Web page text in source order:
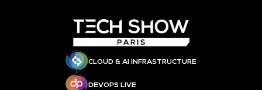
CLOUD & AI INFRASTRUCTURE
DEVOPS LIVE